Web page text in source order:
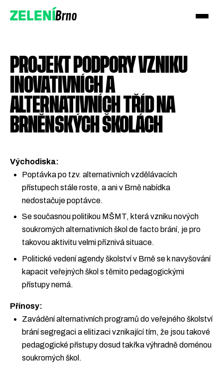
ZELENÍBrno
Přidejte se!
PROJEKT PODPORY VZNIKU
INOVATIVNÍCH A
ALTERNATIVNÍCH TŘÍD NA
BRNĚNSKÝCH ŠKOLÁCH
Východiska:
Poptávka po tzv. alternativních vzdělávacích
přístupech stále roste, a ani v Brně nabídka
nedostačuje poptávce.
Se současnou politikou MŠMT, která vzniku nových
soukromých alternativních škol de facto brání, je pro
takovou aktivitu velmi příznivá situace.
Politické vedení agendy školství v Brně se k navyšování
kapacit veřejných škol s těmito pedagogickými
přístupy nemá.
Přínosy:
Zavádění alternativních programů do veřejného školství
brání segregaci a elitizaci vznikající tím, že jsou takové
pedagogické přístupy dosud takřka výhradně doménou
soukromých škol.